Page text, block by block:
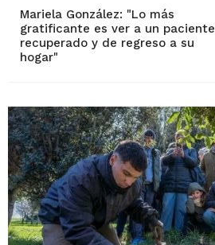
Mariela González: "Lo más
gratificante es ver a un paciente
recuperado y de regreso a su
hogar"